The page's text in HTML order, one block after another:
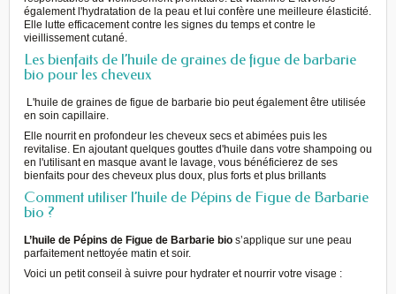
également l'hydratation de la peau et lui confère une meilleure élasticité.
Elle lutte efficacement contre les signes du temps et contre le
vieillissement cutané.
Les bienfaits de l’huile de graines de figue de barbarie
bio pour les cheveux
L'huile de graines de figue de barbarie bio peut également être utilisée
en soin capillaire.
Elle nourrit en profondeur les cheveux secs et abimées puis les
revitalise. En ajoutant quelques gouttes d'huile dans votre shampoing ou
en l'utilisant en masque avant le lavage, vous bénéficierez de ses
bienfaits pour des cheveux plus doux, plus forts et plus brillants
Comment utiliser l’huile de Pépins de Figue de Barbarie
bio ?
L’huile de Pépins de Figue de Barbarie bio s’applique sur une peau
parfaitement nettoyée matin et soir.
Voici un petit conseil à suivre pour hydrater et nourrir votre visage :